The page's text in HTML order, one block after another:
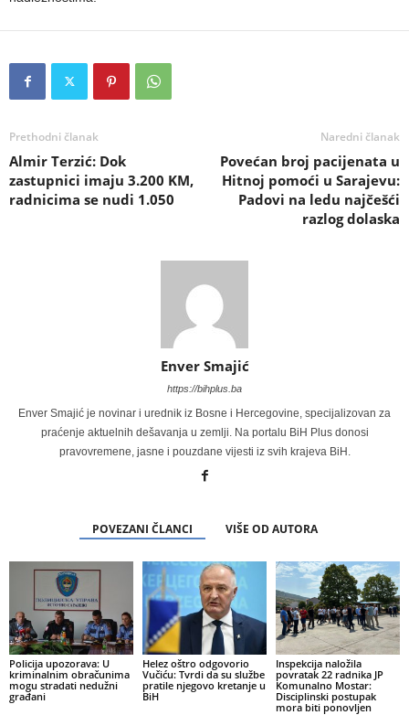
Prethodni članak
Almir Terzić: Dok
zastupnici imaju 3.200 KM,
radnicima se nudi 1.050
Naredni članak
Povećan broj pacijenata u
Hitnoj pomoći u Sarajevu:
Padovi na ledu najčešći
razlog dolaska
Enver Smajić
https://bihplus.ba
Enver Smajić je novinar i urednik iz Bosne i Hercegovine, specijalizovan za
praćenje aktuelnih dešavanja u zemlji. Na portalu BiH Plus donosi
pravovremene, jasne i pouzdane vijesti iz svih krajeva BiH.
POVEZANI ČLANCI VIŠE OD AUTORA
Policija upozorava: U
kriminalnim obračunima
mogu stradati nedužni
građani
Helez oštro odgovorio
Vučiću: Tvrdi da su službe
pratile njegovo kretanje u
BiH
Inspekcija naložila
povratak 22 radnika JP
Komunalno Mostar:
Disciplinski postupak
mora biti ponovljen